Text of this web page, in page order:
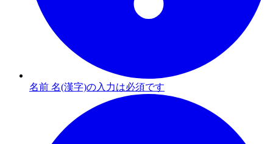
名前 名(漢字)の入力は必須です